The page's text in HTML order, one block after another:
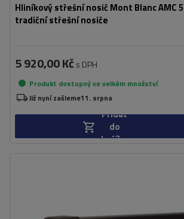
Hliníkový střešní nosič Mont Blanc AMC
tradiční střešní nosiče
5 920,00 Kč s DPH
Produkt dostupný ve velkém množství
Již nyní zašleme11. srpna
Přidat
do
košíku